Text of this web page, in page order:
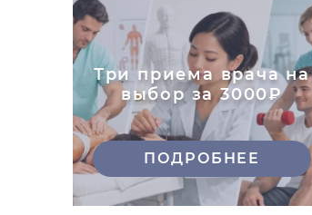
Три приема врача на
выбор за 3000₽
ПОДРОБНЕЕ